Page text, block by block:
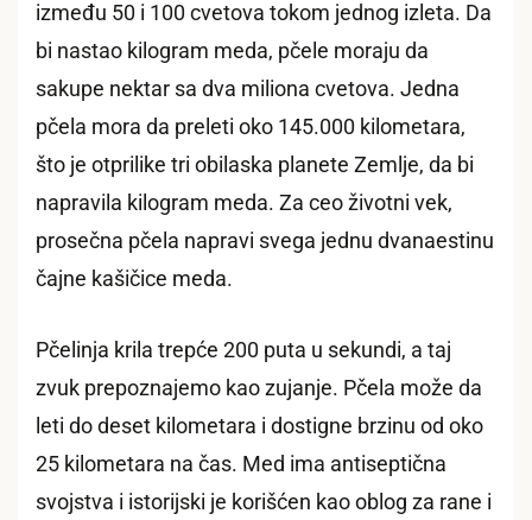
između 50 i 100 cvetova tokom jednog izleta. Da
bi nastao kilogram meda, pčele moraju da
sakupe nektar sa dva miliona cvetova. Jedna
pčela mora da preleti oko 145.000 kilometara,
što je otprilike tri obilaska planete Zemlje, da bi
napravila kilogram meda. Za ceo životni vek,
prosečna pčela napravi svega jednu dvanaestinu
čajne kašičice meda.
Pčelinja krila trepće 200 puta u sekundi, a taj
zvuk prepoznajemo kao zujanje. Pčela može da
leti do deset kilometara i dostigne brzinu od oko
25 kilometara na čas. Med ima antiseptična
svojstva i istorijski je korišćen kao oblog za rane i